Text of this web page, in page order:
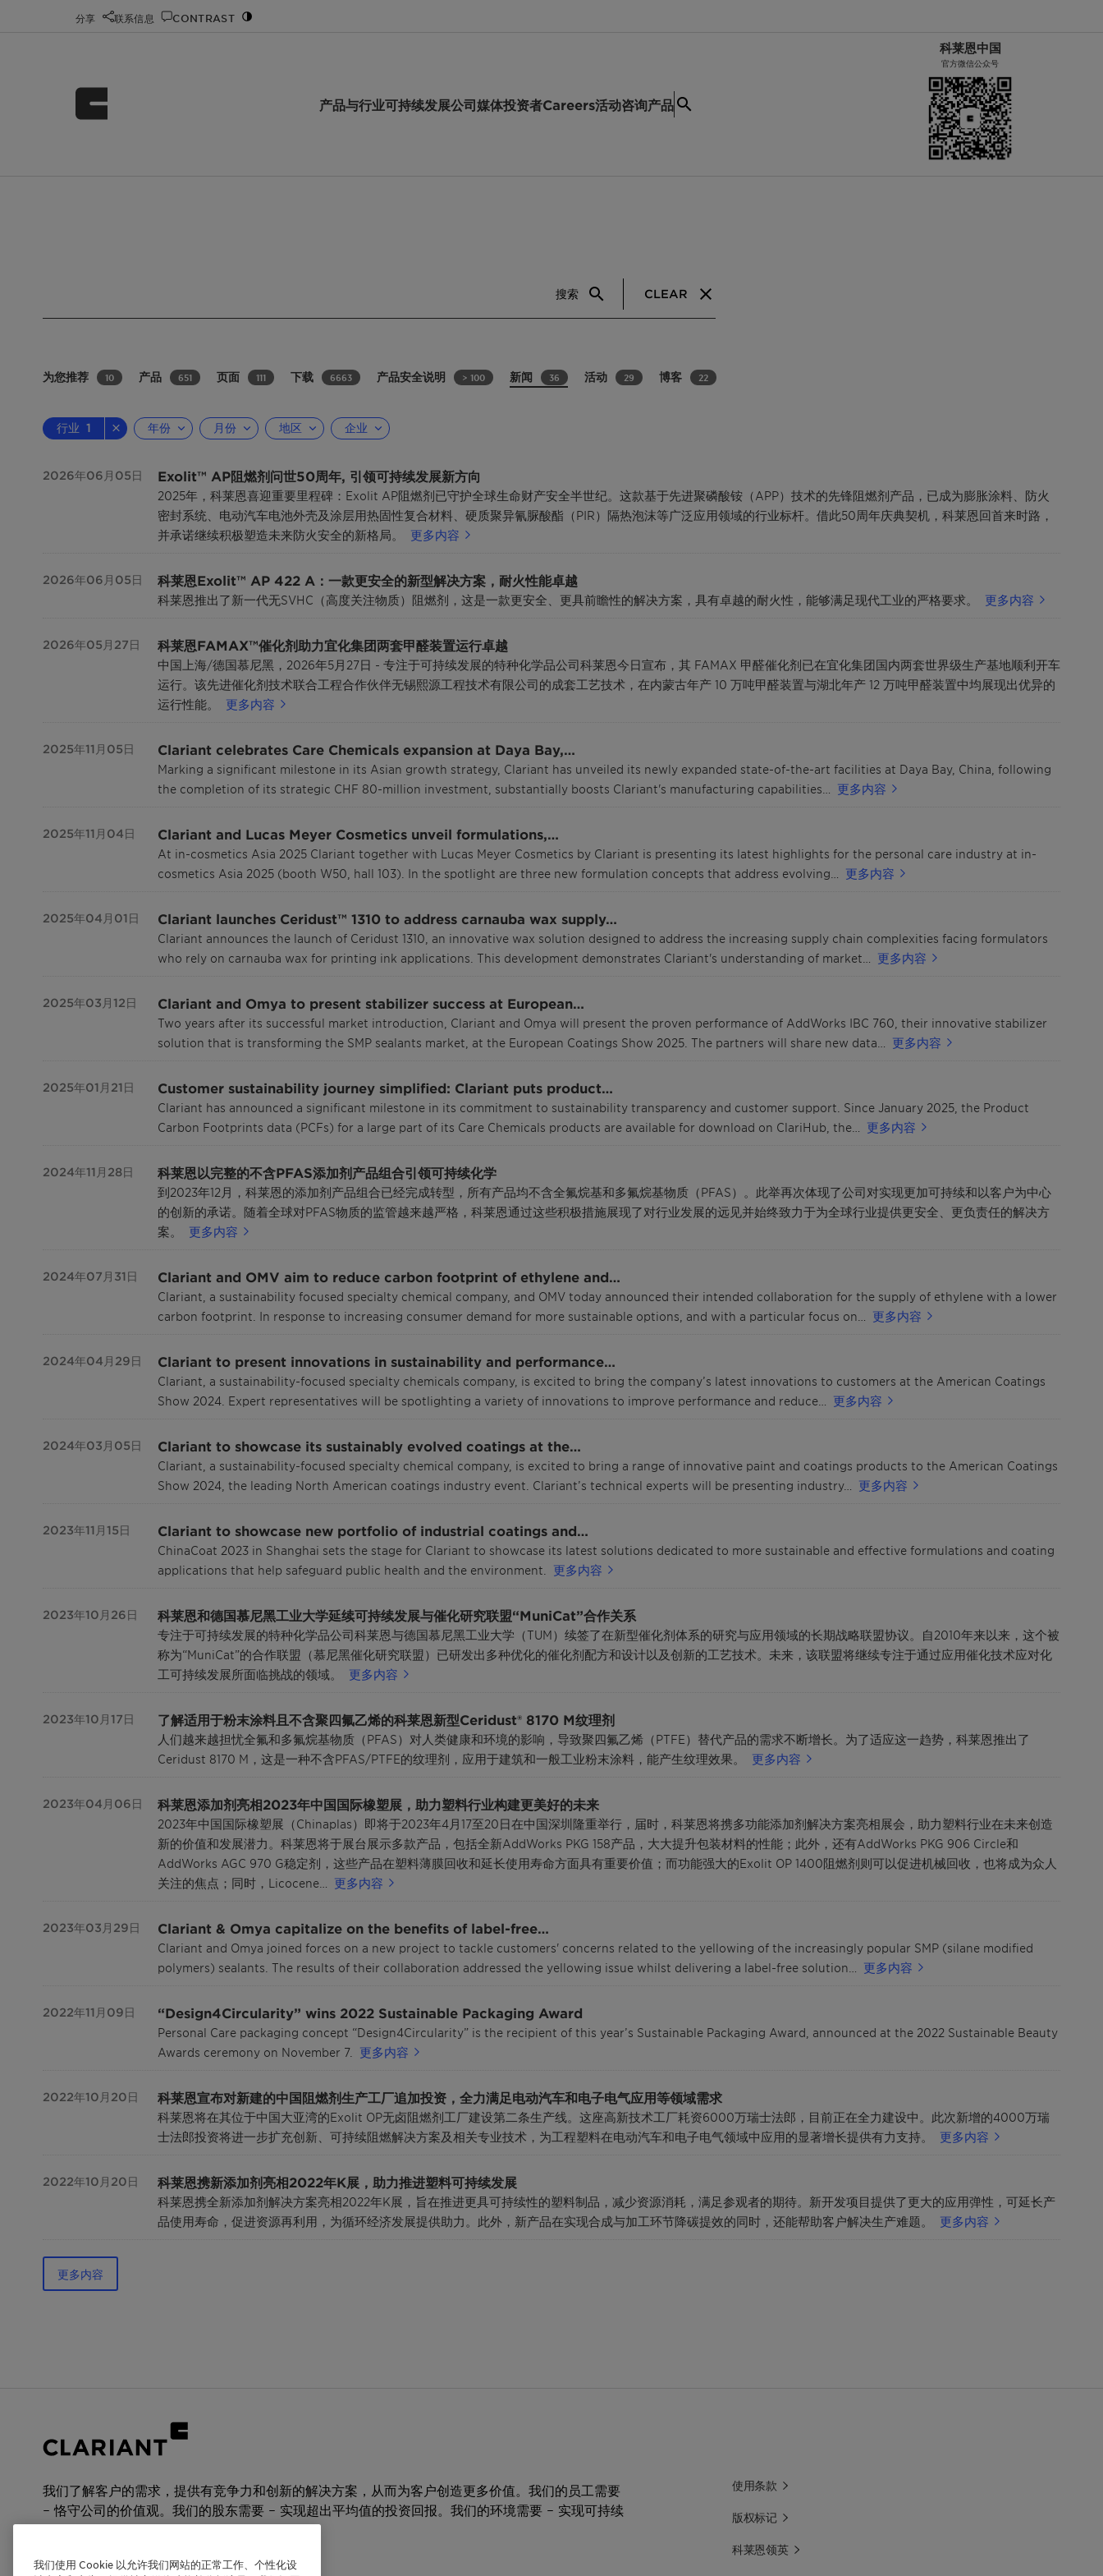
分享 联系信息 CONTRAST
产品与行业可持续发展公司媒体投资者Careers活动咨询产品
科莱恩中国
官方微信公众号
搜索 CLEAR
为您推荐 10 产品 651 页面 111 下载 6663 产品安全说明 > 100 新闻 36 活动 29 博客 22
行业 1 年份 月份 地区 企业
2026年06月05日 Exolit™ AP阻燃剂问世50周年, 引领可持续发展新方向
2025年，科莱恩喜迎重要里程碑：Exolit AP阻燃剂已守护全球生命财产安全半世纪。这款基于先进聚磷酸铵（APP）技术的先锋阻燃剂产品，已成为膨胀涂料、防火
密封系统、电动汽车电池外壳及涂层用热固性复合材料、硬质聚异氰脲酸酯（PIR）隔热泡沫等广泛应用领域的行业标杆。借此50周年庆典契机，科莱恩回首来时路，
并承诺继续积极塑造未来防火安全的新格局。
更多内容
2026年06月05日 科莱恩Exolit™ AP 422 A：一款更安全的新型解决方案，耐火性能卓越
科莱恩推出了新一代无SVHC（高度关注物质）阻燃剂，这是一款更安全、更具前瞻性的解决方案，具有卓越的耐火性，能够满足现代工业的严格要求。 更多内容
2026年05月27日 科莱恩FAMAX™催化剂助力宜化集团两套甲醛装置运行卓越
中国上海/德国慕尼黑，2026年5月27日 - 专注于可持续发展的特种化学品公司科莱恩今日宣布，其 FAMAX 甲醛催化剂已在宜化集团国内两套世界级生产基地顺利开车
运行。该先进催化剂技术联合工程合作伙伴无锡熙源工程技术有限公司的成套工艺技术，在内蒙古年产 10 万吨甲醛装置与湖北年产 12 万吨甲醛装置中均展现出优异的
运行性能。
更多内容
2025年11月05日 Clariant celebrates Care Chemicals expansion at Daya Bay,…
Marking a significant milestone in its Asian growth strategy, Clariant has unveiled its newly expanded state-of-the-art facilities at Daya Bay, China, following
the completion of its strategic CHF 80-million investment, substantially boosts Clariant's manufacturing capabilities…
更多内容
2025年11月04日 Clariant and Lucas Meyer Cosmetics unveil formulations,…
At in-cosmetics Asia 2025 Clariant together with Lucas Meyer Cosmetics by Clariant is presenting its latest highlights for the personal care industry at in-
cosmetics Asia 2025 (booth W50, hall 103). In the spotlight are three new formulation concepts that address evolving…
更多内容
2025年04月01日 Clariant launches Ceridust™ 1310 to address carnauba wax supply…
Clariant announces the launch of Ceridust 1310, an innovative wax solution designed to address the increasing supply chain complexities facing formulators
who rely on carnauba wax for printing ink applications. This development demonstrates Clariant's understanding of market…
更多内容
2025年03月12日 Clariant and Omya to present stabilizer success at European…
Two years after its successful market introduction, Clariant and Omya will present the proven performance of AddWorks IBC 760, their innovative stabilizer
solution that is transforming the SMP sealants market, at the European Coatings Show 2025. The partners will share new data…
更多内容
2025年01月21日 Customer sustainability journey simplified: Clariant puts product…
Clariant has announced a significant milestone in its commitment to sustainability transparency and customer support. Since January 2025, the Product
Carbon Footprints data (PCFs) for a large part of its Care Chemicals products are available for download on ClariHub, the…
更多内容
2024年11月28日 科莱恩以完整的不含PFAS添加剂产品组合引领可持续化学
到2023年12月，科莱恩的添加剂产品组合已经完成转型，所有产品均不含全氟烷基和多氟烷基物质（PFAS）。此举再次体现了公司对实现更加可持续和以客户为中心
的创新的承诺。随着全球对PFAS物质的监管越来越严格，科莱恩通过这些积极措施展现了对行业发展的远见并始终致力于为全球行业提供更安全、更负责任的解决方
案。
更多内容
2024年07月31日 Clariant and OMV aim to reduce carbon footprint of ethylene and…
Clariant, a sustainability focused specialty chemical company, and OMV today announced their intended collaboration for the supply of ethylene with a lower
carbon footprint. In response to increasing consumer demand for more sustainable options, and with a particular focus on…
更多内容
2024年04月29日 Clariant to present innovations in sustainability and performance…
Clariant, a sustainability-focused specialty chemicals company, is excited to bring the company’s latest innovations to customers at the American Coatings
Show 2024. Expert representatives will be spotlighting a variety of innovations to improve performance and reduce…
更多内容
2024年03月05日 Clariant to showcase its sustainably evolved coatings at the…
Clariant, a sustainability-focused specialty chemical company, is excited to bring a range of innovative paint and coatings products to the American Coatings
Show 2024, the leading North American coatings industry event. Clariant’s technical experts will be presenting industry…
更多内容
2023年11月15日 Clariant to showcase new portfolio of industrial coatings and…
ChinaCoat 2023 in Shanghai sets the stage for Clariant to showcase its latest solutions dedicated to more sustainable and effective formulations and coating
applications that help safeguard public health and the environment.
更多内容
2023年10月26日 科莱恩和德国慕尼黑工业大学延续可持续发展与催化研究联盟“MuniCat”合作关系
专注于可持续发展的特种化学品公司科莱恩与德国慕尼黑工业大学（TUM）续签了在新型催化剂体系的研究与应用领域的长期战略联盟协议。自2010年来以来，这个被
称为“MuniCat”的合作联盟（慕尼黑催化研究联盟）已研发出多种优化的催化剂配方和设计以及创新的工艺技术。未来，该联盟将继续专注于通过应用催化技术应对化
工可持续发展所面临挑战的领域。
更多内容
2023年10月17日 了解适用于粉末涂料且不含聚四氟乙烯的科莱恩新型Ceridust® 8170 M纹理剂
人们越来越担忧全氟和多氟烷基物质（PFAS）对人类健康和环境的影响，导致聚四氟乙烯（PTFE）替代产品的需求不断增长。为了适应这一趋势，科莱恩推出了
Ceridust 8170 M，这是一种不含PFAS/PTFE的纹理剂，应用于建筑和一般工业粉末涂料，能产生纹理效果。
更多内容
2023年04月06日 科莱恩添加剂亮相2023年中国国际橡塑展，助力塑料行业构建更美好的未来
2023年中国国际橡塑展（Chinaplas）即将于2023年4月17至20日在中国深圳隆重举行，届时，科莱恩将携多功能添加剂解决方案亮相展会，助力塑料行业在未来创造
新的价值和发展潜力。科莱恩将于展台展示多款产品，包括全新AddWorks PKG 158产品，大大提升包装材料的性能；此外，还有AddWorks PKG 906 Circle和
AddWorks AGC 970 G稳定剂，这些产品在塑料薄膜回收和延长使用寿命方面具有重要价值；而功能强大的Exolit OP 1400阻燃剂则可以促进机械回收，也将成为众人
关注的焦点；同时，Licocene…
更多内容
2023年03月29日 Clariant & Omya capitalize on the benefits of label-free…
Clariant and Omya joined forces on a new project to tackle customers' concerns related to the yellowing of the increasingly popular SMP (silane modified
polymers) sealants. The results of their collaboration addressed the yellowing issue whilst delivering a label-free solution…
更多内容
2022年11月09日 “Design4Circularity” wins 2022 Sustainable Packaging Award
Personal Care packaging concept “Design4Circularity” is the recipient of this year’s Sustainable Packaging Award, announced at the 2022 Sustainable Beauty
Awards ceremony on November 7.
更多内容
2022年10月20日 科莱恩宣布对新建的中国阻燃剂生产工厂追加投资，全力满足电动汽车和电子电气应用等领域需求
科莱恩将在其位于中国大亚湾的Exolit OP无卤阻燃剂工厂建设第二条生产线。这座高新技术工厂耗资6000万瑞士法郎，目前正在全力建设中。此次新增的4000万瑞
士法郎投资将进一步扩充创新、可持续阻燃解决方案及相关专业技术，为工程塑料在电动汽车和电子电气领域中应用的显著增长提供有力支持。
更多内容
2022年10月20日 科莱恩携新添加剂亮相2022年K展，助力推进塑料可持续发展
科莱恩携全新添加剂解决方案亮相2022年K展，旨在推进更具可持续性的塑料制品，减少资源消耗，满足参观者的期待。新开发项目提供了更大的应用弹性，可延长产
品使用寿命，促进资源再利用，为循环经济发展提供助力。此外，新产品在实现合成与加工环节降碳提效的同时，还能帮助客户解决生产难题。
更多内容
更多内容
我们了解客户的需求，提供有竞争力和创新的解决方案，从而为客户创造更多价值。我们的员工需要
– 恪守公司的价值观。我们的股东需要 – 实现超出平均值的投资回报。我们的环境需要 – 实现可持续
发展。
使用条款
版权标记
科莱恩领英
我们使用 Cookie 以允许我们网站的正常工作、个性化设